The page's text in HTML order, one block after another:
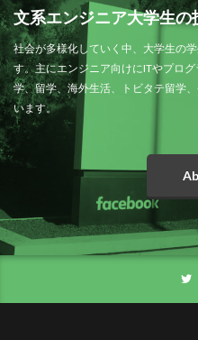
文系エンジニア大学生の
社会が多様化していく中、大学生の
す。主にエンジニア向けにITやプロ
学、留学、海外生活、トビタテ留学
います。